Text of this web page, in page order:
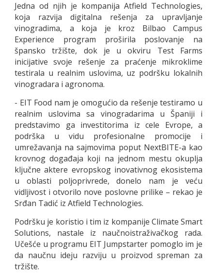
Jedna od njih je kompanija Atfield Technologies,
koja razvija digitalna rešenja za upravljanje
vinogradima, a koja je kroz Bilbao Campus
Experience program proširila poslovanje na
špansko tržište, dok je u okviru Test Farms
inicijative svoje rešenje za praćenje mikroklime
testirala u realnim uslovima, uz podršku lokalnih
vinogradara i agronoma.
- EIT Food nam je omogućio da rešenje testiramo u
realnim uslovima sa vinogradarima u Španiji i
predstavimo ga investitorima iz cele Evrope, a
podrška u vidu profesionalne promocije i
umrežavanja na sajmovima poput NextBITE-a kao
krovnog događaja koji na jednom mestu okuplja
ključne aktere evropskog inovativnog ekosistema
u oblasti poljoprivrede, donelo nam je veću
vidljivost i otvorilo nove poslovne prilike – rekao je
Srđan Tadić iz Atfield Technologies.
Podršku je koristio i tim iz kompanije Climate Smart
Solutions, nastale iz naučnoistraživačkog rada.
Učešće u programu EIT Jumpstarter pomoglo im je
da naučnu ideju razviju u proizvod spreman za
tržište.